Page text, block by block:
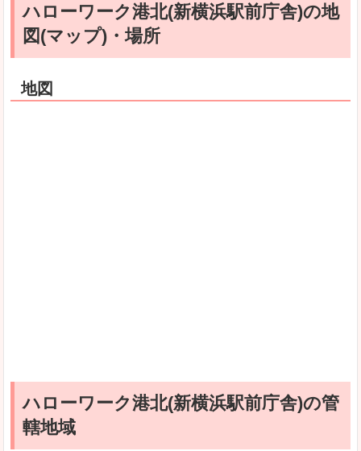
ハローワーク港北(新横浜駅前庁舎)の地
図(マップ)・場所
地図
ハローワーク港北(新横浜駅前庁舎)の管
轄地域